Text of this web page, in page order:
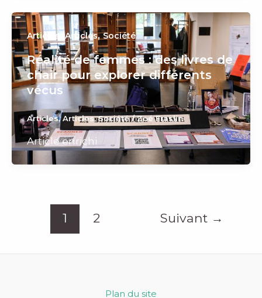
Articles,Articles,Société
Réalité de femmes : des livres de
chair pour explorer différents
vécus
Articles,Articles,Société/Zoé Fraslin
Article enrichi
1 2 Suivant →
Plan du site